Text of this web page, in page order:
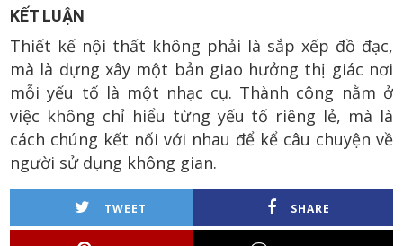
KẾT LUẬN
Thiết kế nội thất không phải là sắp xếp đồ đạc,
mà là dựng xây một bản giao hưởng thị giác nơi
mỗi yếu tố là một nhạc cụ. Thành công nằm ở
việc không chỉ hiểu từng yếu tố riêng lẻ, mà là
cách chúng kết nối với nhau để kể câu chuyện về
người sử dụng không gian.
TWEET SHARE